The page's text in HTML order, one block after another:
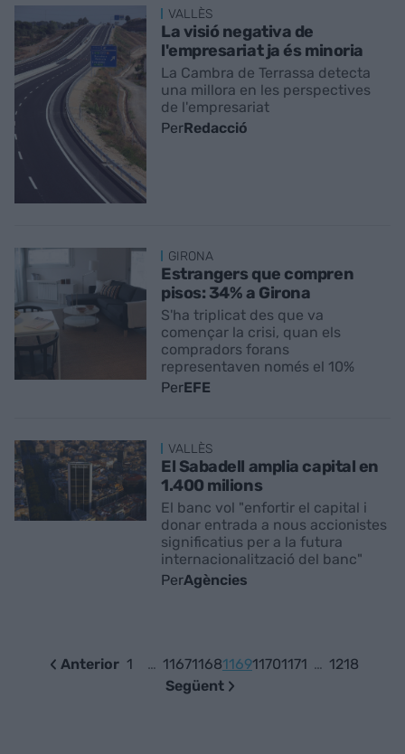
VALLÈS
La visió negativa de
l'empresariat ja és minoria
La Cambra de Terrassa detecta
una millora en les perspectives
de l'empresariat
PerRedacció
GIRONA
Estrangers que compren
pisos: 34% a Girona
S'ha triplicat des que va
començar la crisi, quan els
compradors forans
representaven només el 10%
PerEFE
VALLÈS
El Sabadell amplia capital en
1.400 milions
El banc vol "enfortir el capital i
donar entrada a nous accionistes
significatius per a la futura
internacionalització del banc"
PerAgències
Anterior 1 … 11671168116911701171 … 1218
Següent